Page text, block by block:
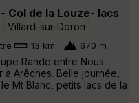
Col de la Louze- lacs
Villard-sur-Doron
13 km 670 m
Rando entre Nous
à Arêches. Belle journée,
Mt Blanc, petits lacs de la